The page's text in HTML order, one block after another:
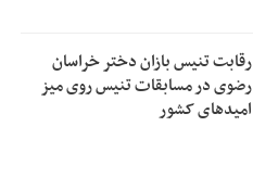
رقابت تنیس بازان دختر خراسان
رضوی در مسابقات تنیس روی میز
امیدهای کشور